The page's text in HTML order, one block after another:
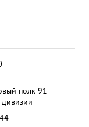
полк 91
дивизии